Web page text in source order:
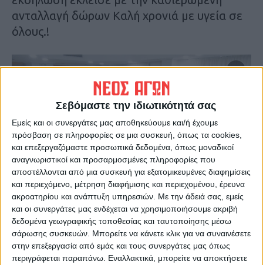
Σεβόμαστε την ιδιωτικότητά σας
Εμείς και οι συνεργάτες μας αποθηκεύουμε και/ή έχουμε
πρόσβαση σε πληροφορίες σε μια συσκευή, όπως τα cookies,
και επεξεργαζόμαστε προσωπικά δεδομένα, όπως μοναδικοί
αναγνωριστικοί και προσαρμοσμένες πληροφορίες που
αποστέλλονται από μια συσκευή για εξατομικευμένες διαφημίσεις
και περιεχόμενο, μέτρηση διαφήμισης και περιεχομένου, έρευνα
ακροατηρίου και ανάπτυξη υπηρεσιών. Με την άδειά σας, εμείς
και οι συνεργάτες μας ενδέχεται να χρησιμοποιήσουμε ακριβή
δεδομένα γεωγραφικής τοποθεσίας και ταυτοποίησης μέσω
σάρωσης συσκευών. Μπορείτε να κάνετε κλικ για να συναινέσετε
στην επεξεργασία από εμάς και τους συνεργάτες μας όπως
περιγράφεται παραπάνω. Εναλλακτικά, μπορείτε να αποκτήσετε
ανταλλαγή δώρων Καλή χρονιά με υγεία σε
όλους.!